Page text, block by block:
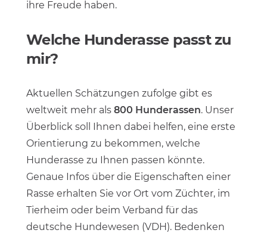
ihre Freude haben.
Welche Hunderasse passt zu
mir?
Aktuellen Schätzungen zufolge gibt es
weltweit mehr als 800 Hunderassen. Unser
Überblick soll Ihnen dabei helfen, eine erste
Orientierung zu bekommen, welche
Hunderasse zu Ihnen passen könnte.
Genaue Infos über die Eigenschaften einer
Rasse erhalten Sie vor Ort vom Züchter, im
Tierheim oder beim Verband für das
deutsche Hundewesen (VDH). Bedenken